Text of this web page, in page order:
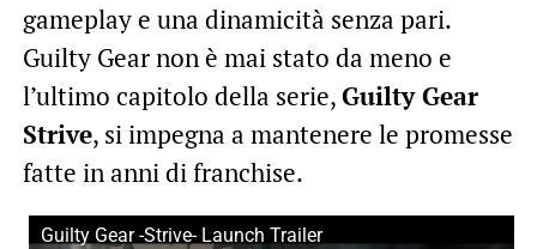
gameplay e una dinamicità senza pari.
Guilty Gear non è mai stato da meno e
l’ultimo capitolo della serie,Guilty Gear
Strive, si impegna a mantenere le promesse
fatte in anni di franchise.
Guilty Gear -Strive- Launch Trailer